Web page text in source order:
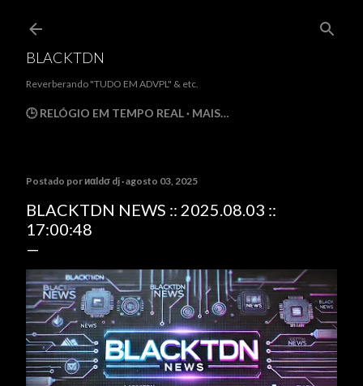
BLACKTDN
Reverberando "TUDO EM ADVPL" & etc.
🕒 RELÓGIO EM TEMPO REAL MAIS…
Postado por иαldσ dj agosto 03, 2025
BLACKTDN NEWS :: 2025.08.03 ::
17:00:48